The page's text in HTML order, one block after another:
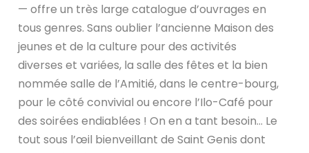
— offre un très large catalogue d’ouvrages en
tous genres. Sans oublier l’ancienne Maison des
jeunes et de la culture pour des activités
diverses et variées, la salle des fêtes et la bien
nommée salle de l’Amitié, dans le centre-bourg,
pour le côté convivial ou encore l’Ilo-Café pour
des soirées endiablées ! On en a tant besoin… Le
tout sous l’œil bienveillant de Saint Genis dont